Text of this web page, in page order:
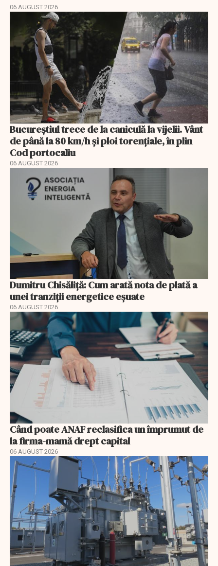
06 AUGUST 2026
Bucureștiul trece de la caniculă la vijelii. Vânt
de până la 80 km/h și ploi torențiale, în plin
Cod portocaliu
06 AUGUST 2026
Dumitru Chisăliță: Cum arată nota de plată a
unei tranziții energetice eșuate
06 AUGUST 2026
Când poate ANAF reclasifica un împrumut de
la firma-mamă drept capital
06 AUGUST 2026